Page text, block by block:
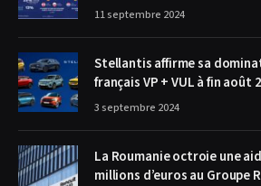
11 septembre 2024
Stellantis affirme sa
français VP + VUL à fin août
3 septembre 2024
La Roumanie octroie une
millions d’euros au Groupe